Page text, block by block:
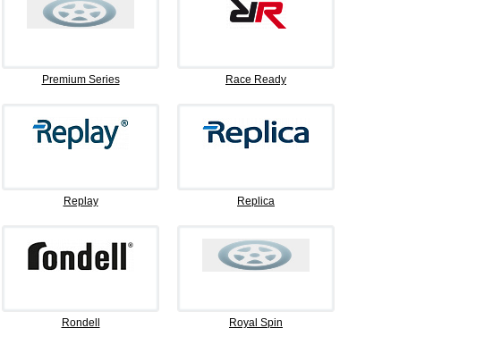
Premium Series Race Ready
Replay Replica
Rondell Royal Spin